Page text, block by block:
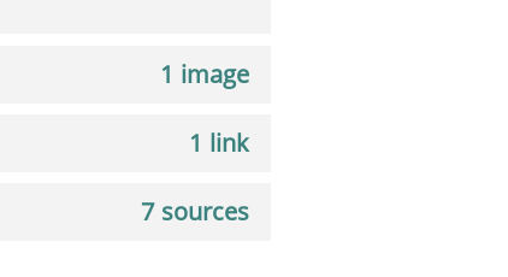
1 image
1 link
7 sources